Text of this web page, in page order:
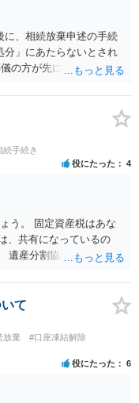
をするのがおすすめと
点はあるかもしれませ
と思います。
に、相続放棄申述の手続
分」にあたらないとされ
の方が先に来るのが通常
儀費用ならいくらでもよ
儀式として当然認められ
。 もし、相続人の皆さん
儀を行った費用であれ
れない可能性が高いの
続手続き
役にたった 4
う。 固定資産税はあな
、共有になっているの
遺産分割協議をして、不
て
放棄
#口座凍結解除
役にたった 6